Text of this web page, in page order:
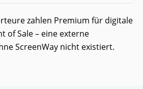
zahlen Premium für digitale
of Sale – eine externe
ScreenWay nicht existiert.